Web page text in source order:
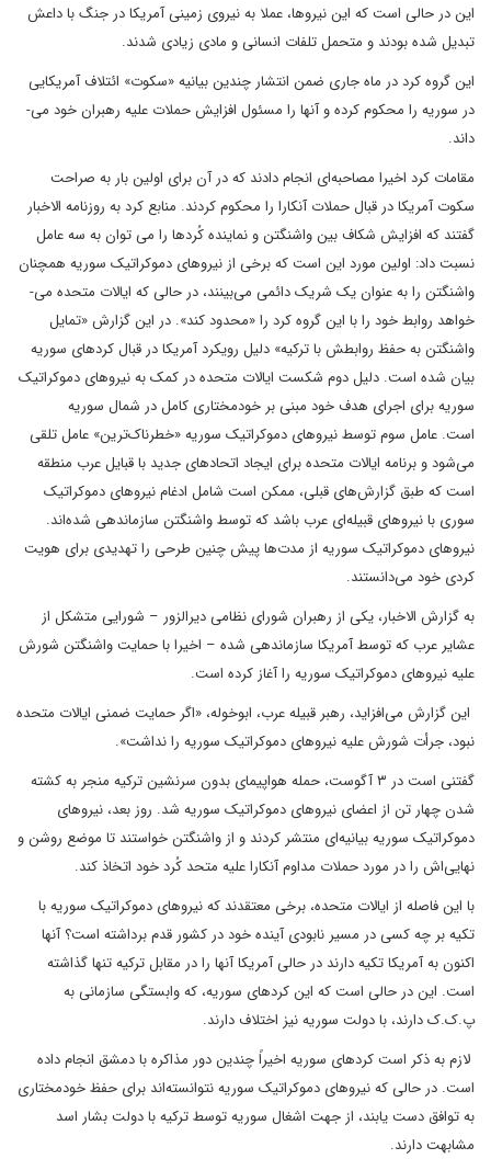
این در حالی است که این نیروها، عملا به نیروی زمینی آمریکا در جنگ با داعش
تبدیل شده بودند و متحمل تلفات انسانی و مادی زیادی شدند.
این گروه کرد در ماه جاری ضمن انتشار چندین بیانیه «سکوت» ائتلاف آمریکایی
در سوریه را محکوم کرده و آنها را مسئول افزایش حملات علیه رهبران خود می‌­
داند.
مقامات کرد اخیرا مصاحبه‌ای انجام دادند که در آن برای اولین بار به صراحت
سکوت آمریکا در قبال حملات آنکارا را محکوم کردند. منابع کرد به روزنامه الاخبار
گفتند که افزایش شکاف بین واشنگتن و نماینده کُردها را می­ توان به سه عامل
نسبت داد: اولین مورد این است که برخی از نیروهای دموکراتیک سوریه همچنان
واشنگتن را به عنوان یک شریک دائمی می‌­بینند، در حالی که ایالات متحده می‌­
خواهد روابط خود را با این گروه کرد را «محدود کند». در این گزارش «تمایل
واشنگتن به حفظ روابطش با ترکیه» دلیل رویکرد آمریکا در قبال کردهای سوریه
بیان شده است. دلیل دوم شکست ایالات متحده در کمک به نیروهای دموکراتیک
سوریه برای اجرای هدف خود مبنی بر خودمختاری کامل در شمال سوریه
است. عامل سوم توسط نیروهای دموکراتیک سوریه «خطرناک‌ترین» عامل تلقی
می‌­شود و برنامه ایالات متحده برای ایجاد اتحادهای جدید با قبایل عرب منطقه
است که طبق گزارش‌­های قبلی، ممکن است شامل ادغام نیروهای دموکراتیک
سوری با نیروهای قبیله‌­ای عرب باشد که توسط واشنگتن سازماندهی شده‌­اند.
نیروهای دموکراتیک سوریه از مدت­‌ها پیش چنین طرحی را تهدیدی برای هویت
کردی خود می­‌دانستند.
به گزارش الاخبار، یکی از رهبران شورای نظامی دیرالزور – شورایی متشکل از
عشایر عرب که توسط آمریکا سازماندهی شده – اخیرا با حمایت واشنگتن شورش
علیه نیروهای دموکراتیک سوریه را آغاز کرده است.
این گزارش می­‌افزاید، رهبر قبیله عرب، ابوخوله، «اگر حمایت ضمنی ایالات متحده
نبود، جرأت شورش علیه نیروهای دموکراتیک سوریه را نداشت».
گفتنی است در ۳ آگوست، حمله هواپیمای بدون سرنشین ترکیه منجر به کشته
شدن چهار تن از اعضای نیروهای دموکراتیک سوریه شد. روز بعد، نیروهای
دموکراتیک سوریه بیانیه­‌ای منتشر کردند و از واشنگتن خواستند تا موضع روشن و
نهایی­‌اش را در مورد حملات مداوم آنکارا علیه متحد کُرد خود اتخاذ کند.
با این فاصله از ایالات متحده، برخی معتقدند که نیروهای دموکراتیک سوریه با
تکیه بر چه کسی در مسیر نابودی آینده خود در کشور قدم برداشته است؟ آنها
اکنون به آمریکا تکیه دارند در حالی آمریکا آنها را در مقابل ترکیه تنها گذاشته
است. این در حالی است که این کردهای سوریه، که وابستگی سازمانی به
پ.ک.ک دارند، با دولت سوریه نیز اختلاف دارند.
لازم به ذکر است کردهای سوریه اخیراً چندین دور مذاکره با دمشق انجام داده
است. در حالی که نیروهای دموکراتیک سوریه نتوانسته­‌اند برای حفظ خودمختاری
به توافق دست یابند، از جهت اشغال سوریه توسط ترکیه با دولت بشار اسد
مشابهت دارند.